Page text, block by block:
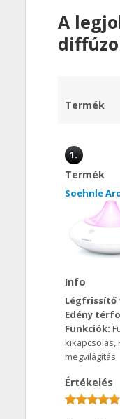
A
Termék
1.
Termék
Soehnle
Info
Légfrissítő
Edény
Funkciók:
kikapcsolás,
megvilágítás
Értékelés